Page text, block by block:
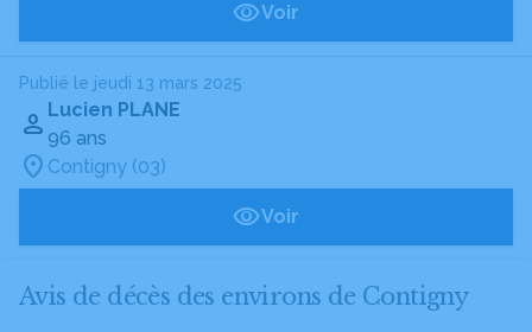
Voir
Publié le jeudi 13 mars 2025
Lucien PLANE
96 ans
Contigny (03)
Voir
Avis de décès des environs de Contigny